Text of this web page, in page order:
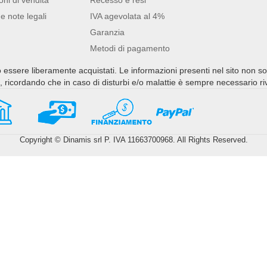
note legali
IVA agevolata al 4%
Garanzia
Metodi di pagamento
liberamente acquistati. Le informazioni presenti nel sito non
che in caso di disturbi e/o malattie è sempre necessario
Copyright © Dinamis srl P. IVA 11663700968. All Rights Reserved.